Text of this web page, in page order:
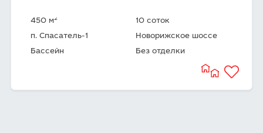
450 м2
10 соток
п. Спасатель-1
Новорижское шоссе
Бассейн
Без отделки